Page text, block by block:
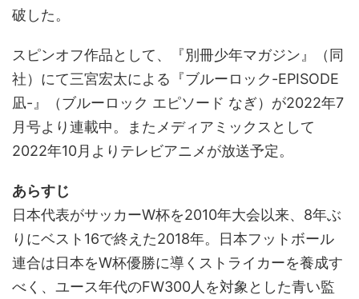
破した。
スピンオフ作品として、『別冊少年マガジン』（同
社）にて三宮宏太による『ブルーロック-EPISODE
凪-』（ブルーロック エピソード なぎ）が2022年7
月号より連載中。またメディアミックスとして
2022年10月よりテレビアニメが放送予定。
あらすじ
日本代表がサッカーW杯を2010年大会以来、8年ぶ
りにベスト16で終えた2018年。日本フットボール
連合は日本をW杯優勝に導くストライカーを養成す
べく、ユース年代のFW300人を対象とした青い監